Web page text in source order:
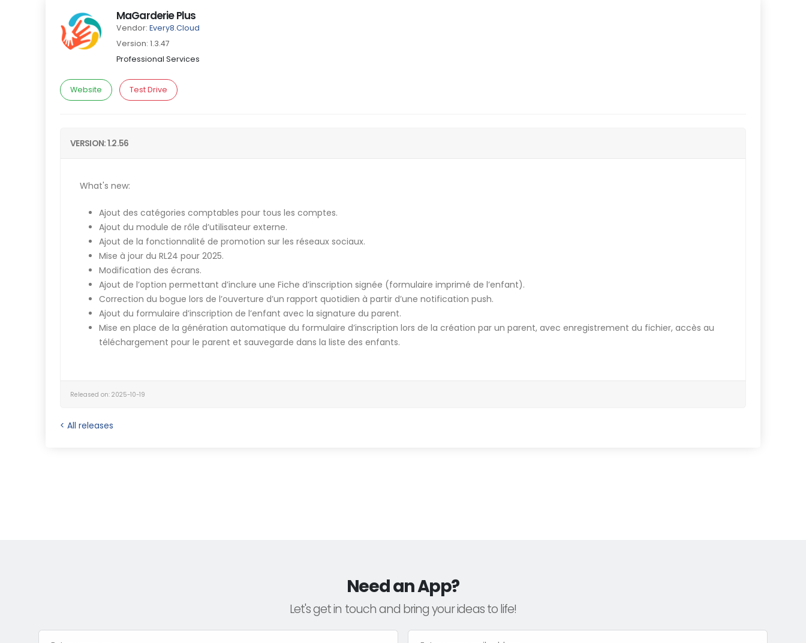
MaGarderie Plus
Vendor: Every8.Cloud
Version: 1.3.47
Professional Services
Website Test Drive
VERSION: 1.2.56
What's new:
Ajout des catégories comptables pour tous les comptes.
Ajout du module de rôle d’utilisateur externe.
Ajout de la fonctionnalité de promotion sur les réseaux sociaux.
Mise à jour du RL24 pour 2025.
Modification des écrans.
Ajout de l’option permettant d’inclure une Fiche d’inscription signée (formulaire imprimé de l’enfant).
Correction du bogue lors de l’ouverture d’un rapport quotidien à partir d’une notification push.
Ajout du formulaire d’inscription de l’enfant avec la signature du parent.
Mise en place de la génération automatique du formulaire d’inscription lors de la création par un parent, avec enregistrement du fichier, accès au
téléchargement pour le parent et sauvegarde dans la liste des enfants.
Released on: 2025-10-19
< All releases
Need an App?
Let's get in touch and bring your ideas to life!